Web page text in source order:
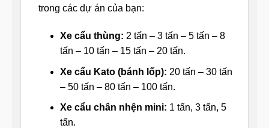
trong các dự án của bạn:
Xe cẩu thùng: 2 tấn – 3 tấn – 5 tấn – 8
tấn – 10 tấn – 15 tấn – 20 tấn.
Xe cẩu Kato (bánh lốp): 20 tấn – 30 tấn
– 50 tấn – 80 tấn – 100 tấn.
Xe cẩu chân nhện mini: 1 tấn, 3 tấn, 5
tấn.